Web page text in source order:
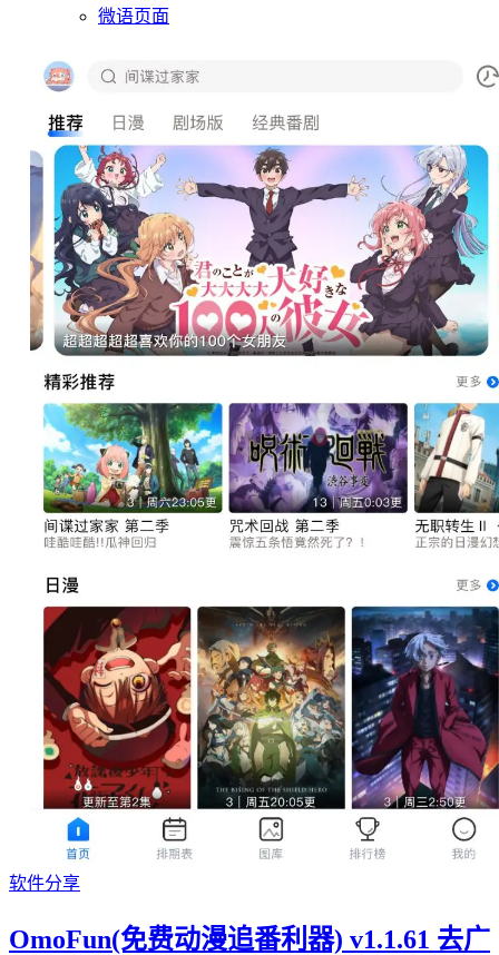
微语页面
软件分享
OmoFun(免费动漫追番利器) v1.1.61 去广